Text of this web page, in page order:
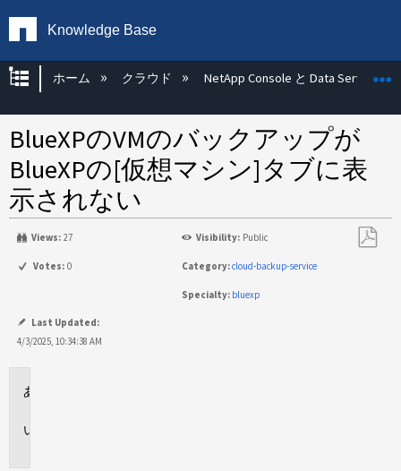
Knowledge Base
グローバル階層を展開/折りたたむ
ホーム クラウド NetApp Console と Data Services
BlueXPのVMのバックアップが
BlueXPの[仮想マシン]タブに表
示されない
Views: 27 Visibility: Public
Votes: 0 Category:cloud-backup-service
Specialty: bluexp
Last Updated:
4/3/2025, 10:34:38 AM